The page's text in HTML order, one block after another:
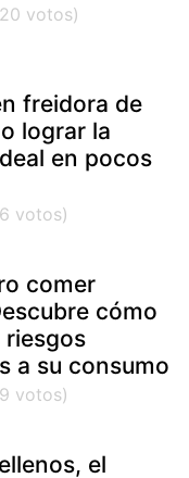
freidora de
lograr la
en pocos
comer
cómo
riesgos
a su consumo
el